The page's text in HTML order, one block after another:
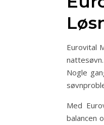
Eurovital
Nogle
Med
balancen